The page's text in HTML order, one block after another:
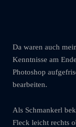
Da waren auch
Kenntnisse am
Photoshop
bearbeiten.
Als Schmankerl
Fleck leicht rechts